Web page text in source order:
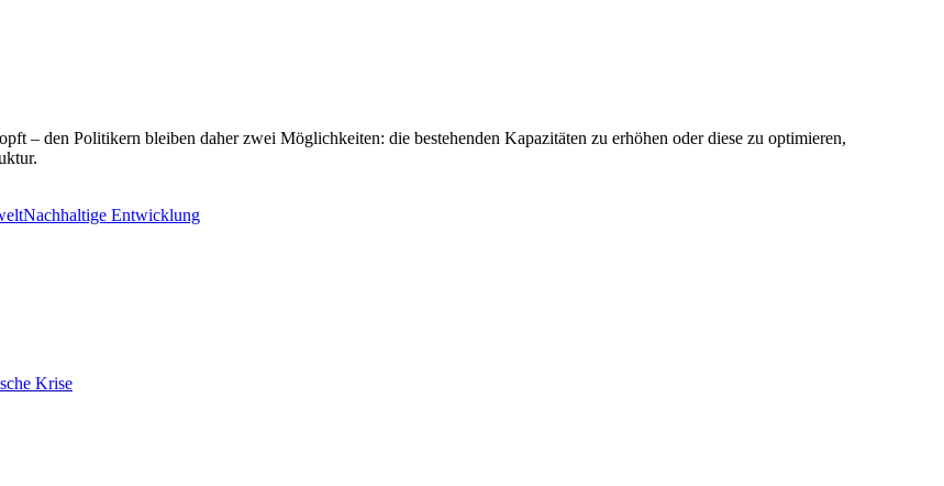
– den Politikern bleiben daher zwei Möglichkeiten: die bestehenden Kapazitäten zu erhöhen oder diese zu optimieren,
Nachhaltige Entwicklung
Krise